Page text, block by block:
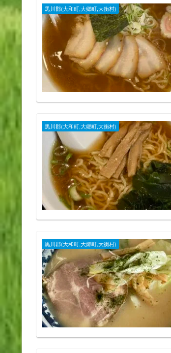
黒川郡(大和町,大郷町,大衡村)
黒川郡(大和町,大郷町,大衡村)
黒川郡(大和町,大郷町,大衡村)